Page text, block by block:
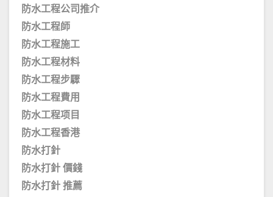
防水工程公司推介
防水工程師
防水工程施工
防水工程材料
防水工程步驟
防水工程費用
防水工程项目
防水工程香港
防水打針
防水打針 價錢
防水打針 推薦